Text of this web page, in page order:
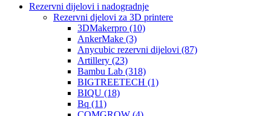
Rezervni dijelovi i nadogradnje
Rezervni djelovi za 3D printere
3DMakerpro (10)
AnkerMake (3)
Anycubic rezervni dijelovi (87)
Artillery (23)
Bambu Lab (318)
BIGTREETECH (1)
BIQU (18)
Bq (11)